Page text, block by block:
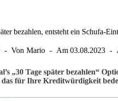
bezahlen, entsteht ein Schufa-
Von Mario Am 03.08.2023
„30 Tage später bezahlen“
das für Ihre Kreditwürdigkeit